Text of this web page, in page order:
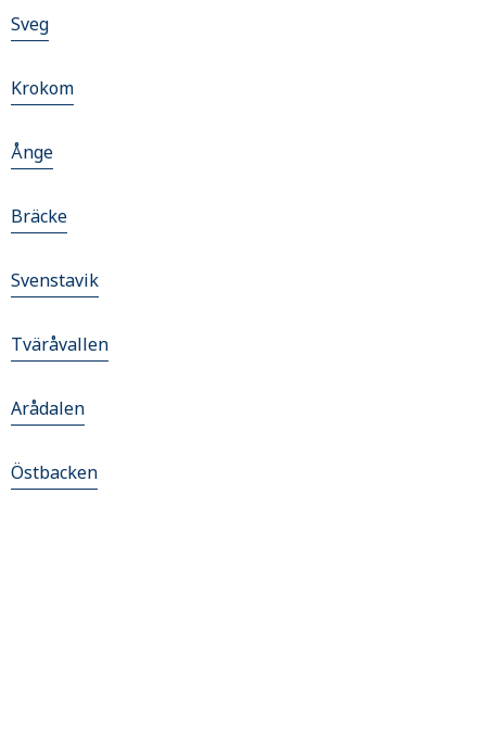
Sveg
Krokom
Ånge
Bräcke
Svenstavik
Tväråvallen
Arådalen
Östbacken